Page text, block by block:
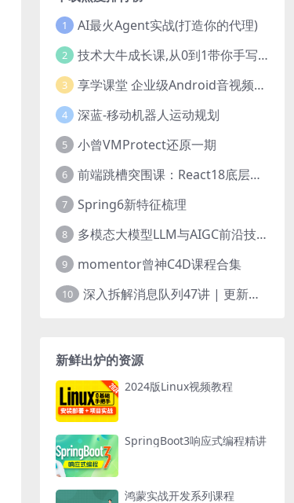
1 AI最火Agent实战(打造你的代理)
2 技术大牛成长课,从0到1带你手写一个数据库系统
3 享学课堂 企业级Android音视频开发学习路线+项目实战（附源码）
4 深蓝-移动机器人运动规划
5 小曾VMProtect还原一期
6 前端跳槽突围课：React18底层源码深入剖析
7 Spring6新特征梳理
8 多模态大模型LLM与AIGC前沿技术实战
9 momentor曾神C4D课程合集
10 深入拆解消息队列47讲 | 更新完结
新鲜出炉的资源
2024版Linux视频教程
SpringBoot3响应式编程精讲
鸿蒙实战开发系列课程